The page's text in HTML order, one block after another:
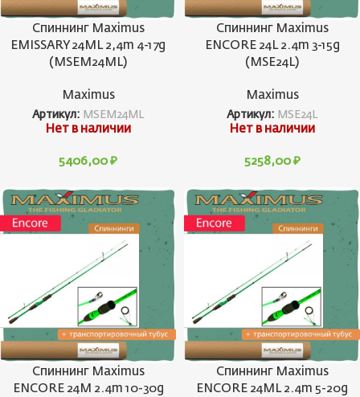
Спиннинг Maximus
EMISSARY 24ML 2,4m 4-17g
(MSEM24ML)
Maximus
Артикул: MSEM24ML
Нет в наличии
5406,00 ₽
Спиннинг Maximus
ENCORE 24L 2.4m 3-15g
(MSE24L)
Maximus
Артикул: MSE24L
Нет в наличии
5258,00 ₽
Спиннинг Maximus
ENCORE 24M 2.4m 10-30g
Спиннинг Maximus
ENCORE 24ML 2.4m 5-20g